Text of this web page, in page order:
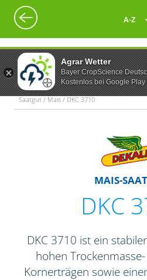
Agrar Wetter
Bayer CropScience
Kostenlos bei Google Play
A-Z
Saatgut / Mais / DKC 3710
MAIS-
DKC
DKC 3710 ist ein
hohen
Kornerträgen sowie